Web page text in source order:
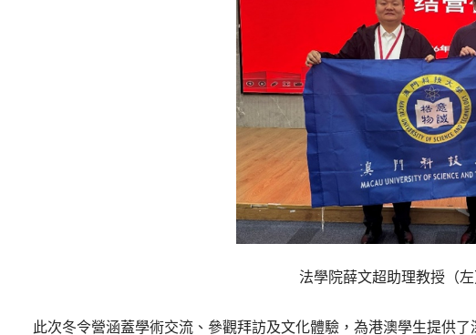
法學院薛文超助理教授（
此次冬令營涵蓋學術交流、參觀拜訪及文化體驗，為港澳學生提供